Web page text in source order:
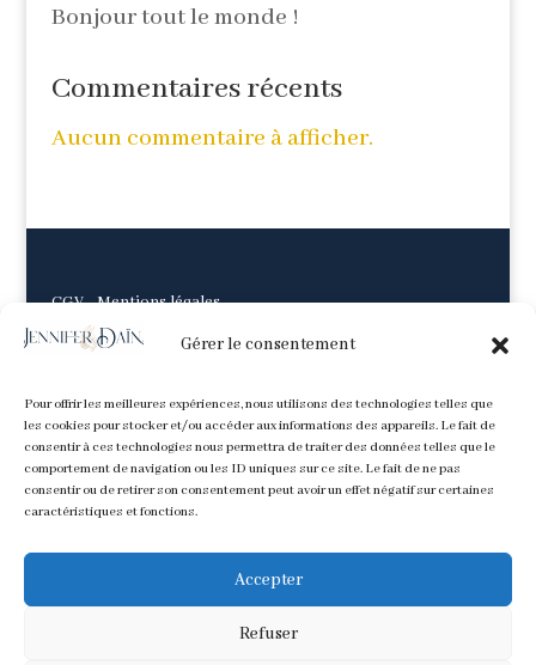
Gérer le consentement
Pour offrir les meilleures expériences, nous utilisons des technologies telles que
les cookies pour stocker et/ou accéder aux informations des appareils. Le fait de
consentir à ces technologies nous permettra de traiter des données telles que le
comportement de navigation ou les ID uniques sur ce site. Le fait de ne pas
consentir ou de retirer son consentement peut avoir un effet négatif sur certaines
caractéristiques et fonctions.
Accepter
Refuser
Bonjour tout le monde !
Commentaires récents
Aucun commentaire à afficher.
CGV-Mentions légales